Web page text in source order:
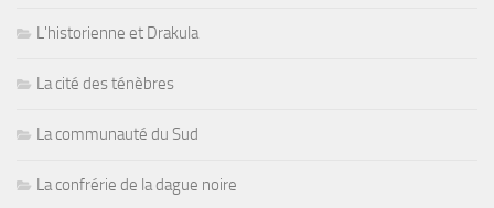
L'historienne et Drakula
La cité des ténèbres
La communauté du Sud
La confrérie de la dague noire